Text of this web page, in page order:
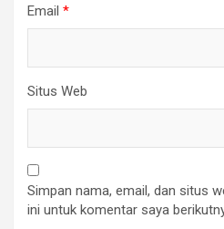
Email *
Situs Web
Simpan nama, email, dan situs
ini untuk komentar saya